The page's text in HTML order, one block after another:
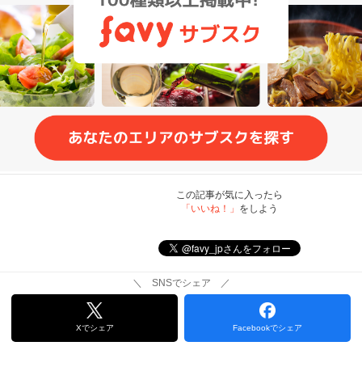
この記事が気に入ったら
「いいね！」 をしよう
＼ SNSでシェア ／
Xでシェア Facebookでシェア